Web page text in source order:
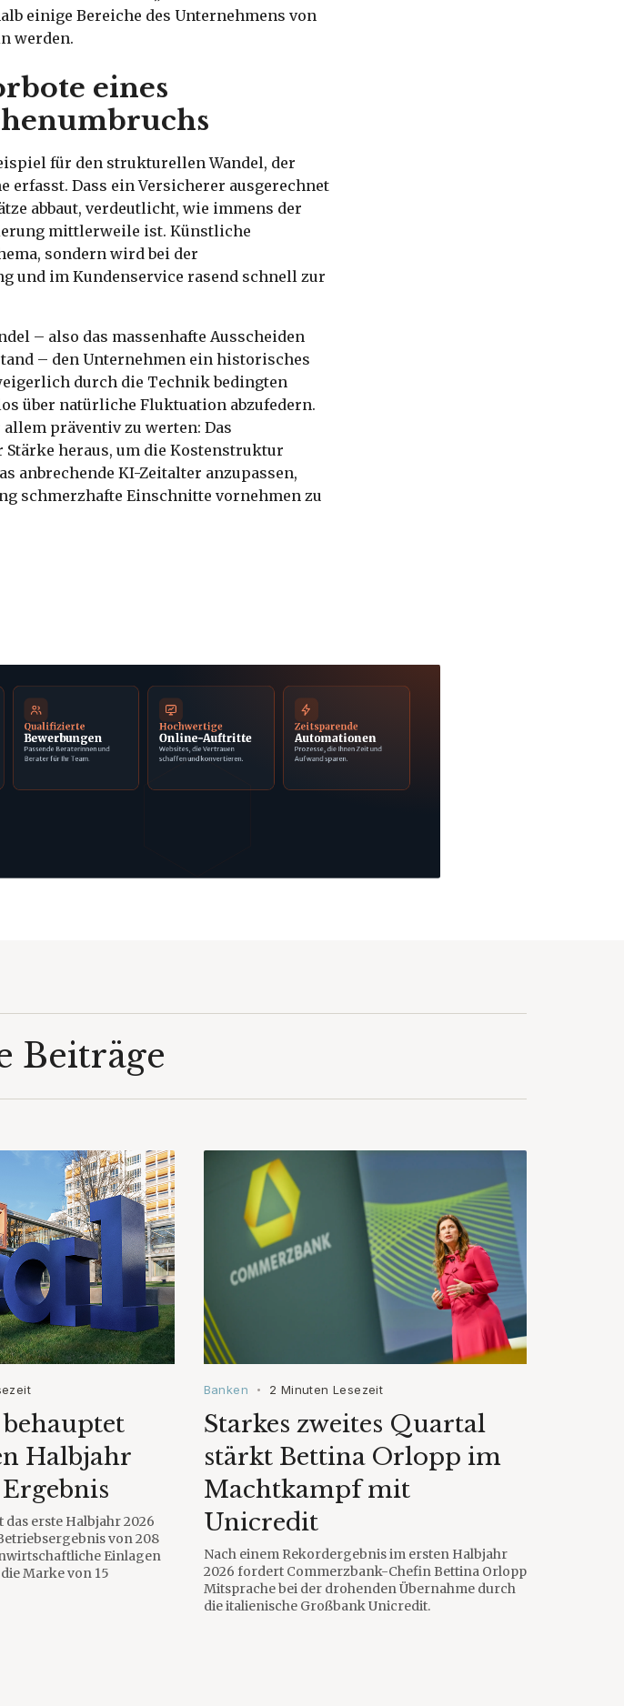
einige Bereiche des Unternehmens von
werden.
eines
für den strukturellen Wandel, der
erfasst. Dass ein Versicherer ausgerechnet
abbaut, verdeutlicht, wie immens der
mittlerweile ist. Künstliche
sondern wird bei der
und im Kundenservice rasend schnell zur
– also das massenhafte Ausscheiden
– den Unternehmen ein historisches
durch die Technik bedingten
über natürliche Fluktuation abzufedern.
präventiv zu werten: Das
heraus, um die Kostenstruktur
anbrechende KI-Zeitalter anzupassen,
schmerzhafte Einschnitte vornehmen zu
Qualifizierte
Bewerbungen
Passende Beraterinnen und
Berater für Ihr Team.
Hochwertige
Online-Auftritte
Websites, die Vertrauen
schaffen und konvertieren.
Zeitsparende
Automationen
Prozesse, die Ihnen Zeit und
Aufwand sparen.
Beiträge
Halbjahr
das erste Halbjahr 2026
von 208
Einlagen
Marke von 15
Banken • 2 Minuten Lesezeit
Starkes zweites Quartal
stärkt Bettina Orlopp im
Machtkampf mit
Unicredit
Nach einem Rekordergebnis im ersten Halbjahr
2026 fordert Commerzbank-Chefin Bettina Orlopp
Mitsprache bei der drohenden Übernahme durch
die italienische Großbank Unicredit.